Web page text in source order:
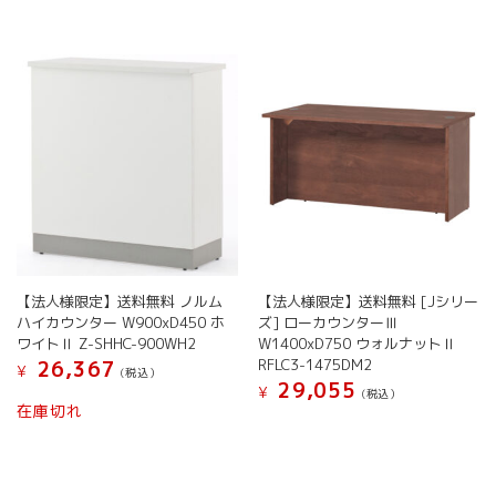
【法人様限定】送料無料 ノルム
ハイカウンター W900xD450 ホ
ワイトⅡ Z-SHHC-900WH2
¥
26,367 (税込）
在庫切れ
【法人様限定】送料無料 [Jシリー
ズ] ローカウンターⅢ
W1400xD750 ウォルナットⅡ
RFLC3-1475DM2
¥ 29,055 (税込）